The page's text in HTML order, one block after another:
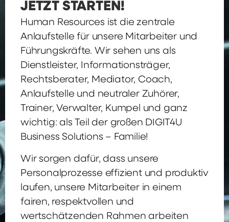
JETZT STARTEN!
Human Resources ist die zentrale
Anlaufstelle für unsere Mitarbeiter und
Führungskräfte. Wir sehen uns als
Dienstleister, Informationsträger,
Rechtsberater, Mediator, Coach,
Anlaufstelle und neutraler Zuhörer,
Trainer, Verwalter, Kumpel und ganz
wichtig: als Teil der großen DIGIT4U
Business Solutions – Familie!
Wir sorgen dafür, dass unsere
Personalprozesse effizient und produktiv
laufen, unsere Mitarbeiter in einem
fairen, respektvollen und
wertschätzenden Rahmen arbeiten